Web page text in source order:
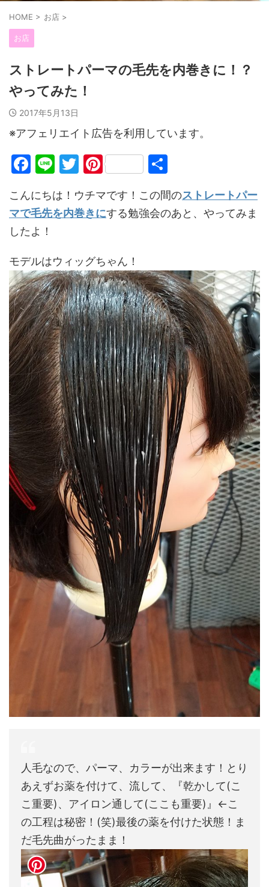
HOME > お店 >
お店
ストレートパーマの毛先を内巻きに！？
やってみた！
2017年5月13日
※アフェリエイト広告を利用しています。
F
c
e
b
o
o
k
Li
e
T
itt
er
Pi
er
e
こんにちは！ウチマです！この間のストレートパー
マで毛先を内巻きにする勉強会のあと、やってみま
したよ！
モデルはウィッグちゃん！
人毛なので、パーマ、カラーが出来ます！とり
あえずお薬を付けて、流して、『乾かして(こ
こ重要)、アイロン通して(ここも重要)』←こ
の工程は秘密！(笑)最後の薬を付けた状態！ま
だ毛先曲がったまま！